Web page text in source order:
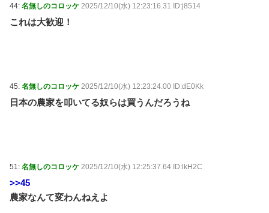
44: 名無しのコロッケ 2025/12/10(水) 12:23:16.31 ID:j8514
これは大歓迎！
45: 名無しのコロッケ 2025/12/10(水) 12:23:24.00 ID:dE0Kk
日本の農家を叩いてる奴らは買うんだろうね
51: 名無しのコロッケ 2025/12/10(水) 12:25:37.64 ID:lkH2C
>>45
農家なんて変わんねえよ